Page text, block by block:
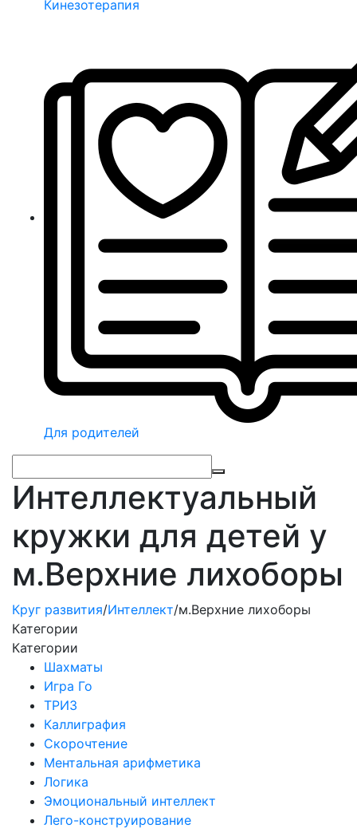
Кинезотерапия
Для родителей
Интеллектуальный
кружки для детей у
м.Верхние лихоборы
Круг развития/Интеллект/м.Верхние лихоборы
Категории
Категории
Шахматы
Игра Го
ТРИЗ
Каллиграфия
Скорочтение
Ментальная арифметика
Логика
Эмоциональный интеллект
Лего-конструирование